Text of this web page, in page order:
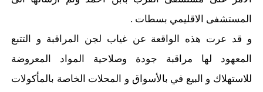
المستشفى الاقليمي بسطات .
و قد عرت هذه الواقعة عن غياب لجن المراقبة و التتبع
المعهود لها مراقبة جودة وصلاحية المواد المعروضة
للاستهلاك و البيع في بالأسواق و المحلات الخاصة بالمأكولات